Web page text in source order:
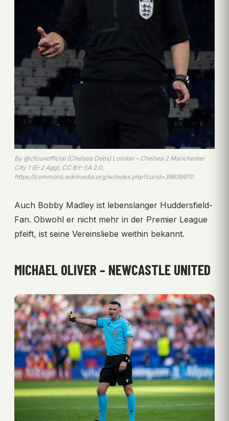
By @cfcunofficial (Chelsea Debs) London – Chelsea 2 Manchester
City 1 (5-2 Agg), CC BY-SA 2.0,
https://commons.wikimedia.org/w/index.php?curid=39839970
Auch Bobby Madley ist lebenslanger Huddersfield-
Fan. Obwohl er nicht mehr in der Premier League
pfeift, ist seine Vereinsliebe weithin bekannt.
MICHAEL OLIVER – NEWCASTLE UNITED